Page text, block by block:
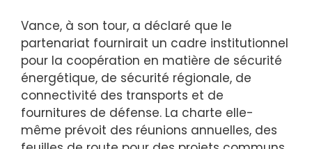
Vance, à son tour, a déclaré que le
partenariat fournirait un cadre institutionnel
pour la coopération en matière de sécurité
énergétique, de sécurité régionale, de
connectivité des transports et de
fournitures de défense. La charte elle-
même prévoit des réunions annuelles, des